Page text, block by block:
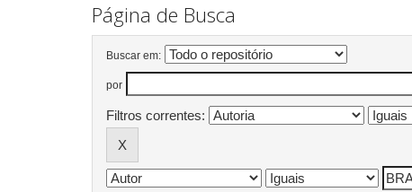
Página de Busca
Buscar em:
por
Filtros correntes: